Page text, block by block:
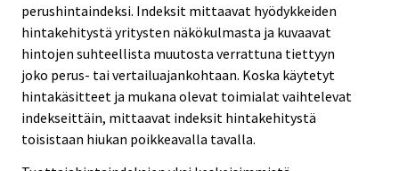
perushintaindeksi. Indeksit mittaavat hyödykkeiden
hintakehitystä yritysten näkökulmasta ja kuvaavat
hintojen suhteellista muutosta verrattuna tiettyyn
joko perus- tai vertailuajankohtaan. Koska käytetyt
hintakäsitteet ja mukana olevat toimialat vaihtelevat
indekseittäin, mittaavat indeksit hintakehitystä
toisistaan hiukan poikkeavalla tavalla.